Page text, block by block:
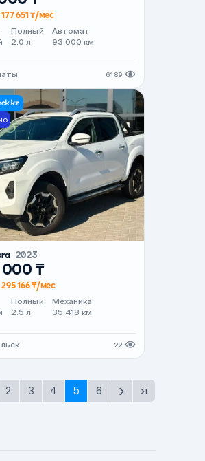
651 ₸/мес
Полный
2.0 л
Автомат
93 000 км
6189
2023
000 ₸
166 ₸/мес
Полный
2.5 л
Механика
35 418 км
22
2 3 4 5 6